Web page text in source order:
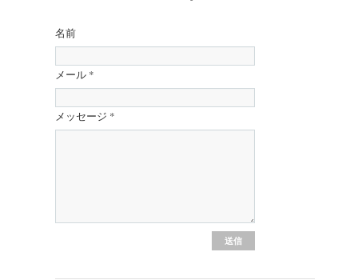
名前
メール *
メッセージ *